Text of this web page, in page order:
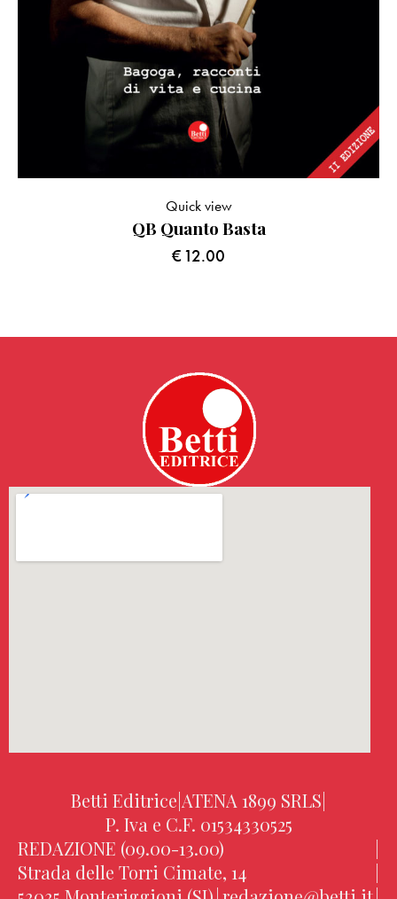
QB Quanto Basta
€12.00
Quick view
Betti Editrice|ATENA 1899 SRLS|
P. Iva e C.F. 01534330525
REDAZIONE (09.00-13.00)
|
Strada delle Torri Cimate, 14
|